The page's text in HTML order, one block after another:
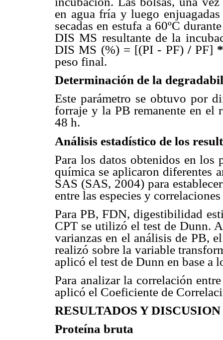
en agua fría y luego
secadas en estufa a 60ºC
DIS MS resultante de la
DIS MS (%) = [(PI - PF) /PF]
peso final.
Determinación de la
Este parámetro se obtuvo por
forraje y la PB remanente en el
48 h.
Análisis estadístico de los
Para los datos obtenidos en los
química se aplicaron diferentes
SAS (SAS, 2004) para
entre las especies y
Para PB, FDN, digestibilidad
CPT se utilizó el test de Dunn.
varianzas en el análisis de PB,
realizó sobre la variable
aplicó el test de Dunn en base a
Para analizar la correlación
aplicó el Coeficiente de
RESULTADOS Y DISCUSION
Proteína bruta